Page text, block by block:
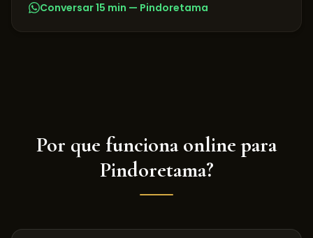
Conversar 15 min — Pindoretama
Por que funciona online para
Pindoretama?